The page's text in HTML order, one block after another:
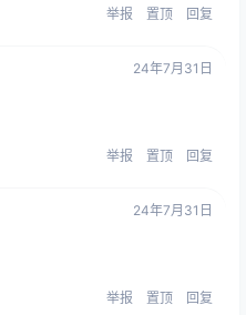
举报 置顶 回复
24年7月31日
举报 置顶 回复
24年7月31日
举报 置顶 回复